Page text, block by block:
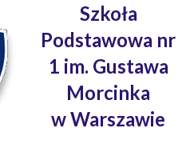
Szkoła
Podstawowa nr
1 im. Gustawa
Morcinka
w Warszawie